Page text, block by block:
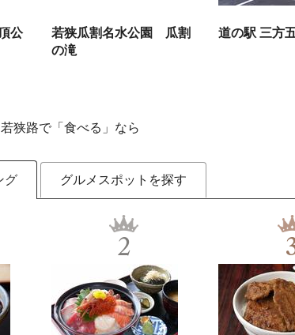
公
若狭瓜割名水公園 瓜割
の滝
道の駅 三方
若狭路で「食べる」なら
グ グルメスポットを探す
2